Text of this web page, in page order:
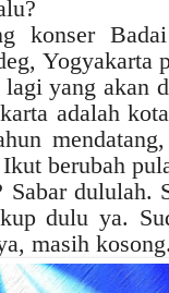
konser
Yogyakarta
yang akan
adalah
berubah
Sabar dululah.
dulu ya.
masih